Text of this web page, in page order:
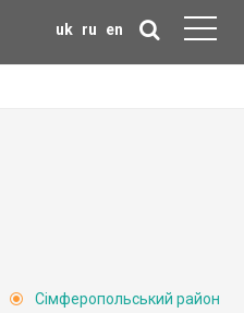
uk ru en
Сімферопольський район